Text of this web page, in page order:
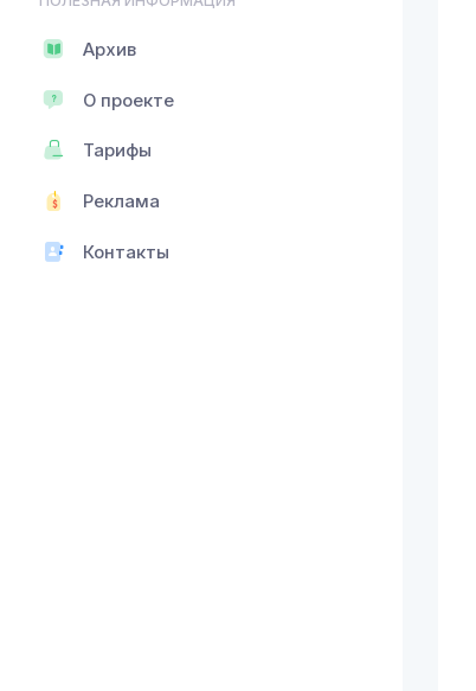
Архив
О проекте
Тарифы
Реклама
Контакты